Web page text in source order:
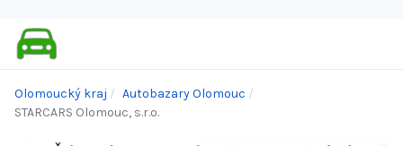
Olomoucký kraj
Autobazary Olomouc
STARCARS Olomouc, s.r.o.